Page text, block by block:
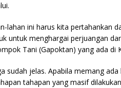
lahan ini harus kita pertahankan
untuk menghargai perjuangan
Tani (Gapoktan) yang ada di
sudah jelas. Apabila memang
tahapan yang masif